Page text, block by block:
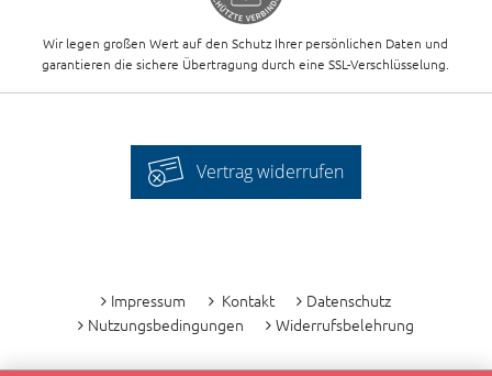
Wir legen großen Wert auf den Schutz Ihrer persönlichen Daten und
garantieren die sichere Übertragung durch eine SSL-Verschlüsselung.
Vertrag widerrufen
Impressum Kontakt
Datenschutz
Nutzungsbedingungen
Widerrufsbelehrung